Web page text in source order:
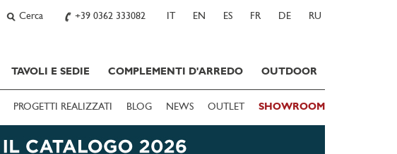
Cerca +39 0362 333082 IT EN ES FR DE RU
TAVOLI E SEDIE COMPLEMENTI D'ARREDO OUTDOOR
PROGETTI REALIZZATI BLOG NEWS OUTLET SHOWROOM